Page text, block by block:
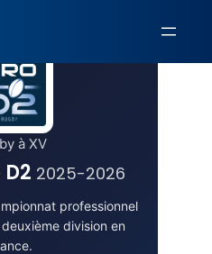
à XV
2025-2026
professionnel
division en